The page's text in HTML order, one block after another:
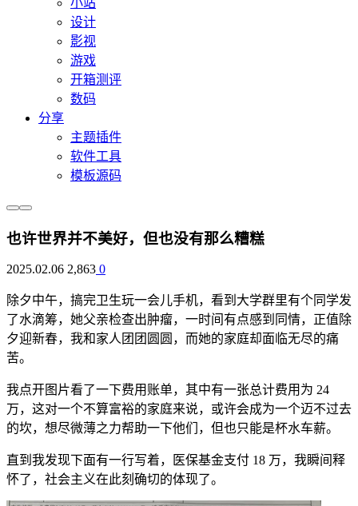
小站
设计
影视
游戏
开箱测评
数码
分享
主题插件
软件工具
模板源码
也许世界并不美好，但也没有那么糟糕
2025.02.06 2,863 0
除夕中午，搞完卫生玩一会儿手机，看到大学群里有个同学发
了水滴筹，她父亲检查出肿瘤，一时间有点感到同情，正值除
夕迎新春，我和家人团团圆圆，而她的家庭却面临无尽的痛
苦。
我点开图片看了一下费用账单，其中有一张总计费用为 24
万，这对一个不算富裕的家庭来说，或许会成为一个迈不过去
的坎，想尽微薄之力帮助一下他们，但也只能是杯水车薪。
直到我发现下面有一行写着，医保基金支付 18 万，我瞬间释
怀了，社会主义在此刻确切的体现了。